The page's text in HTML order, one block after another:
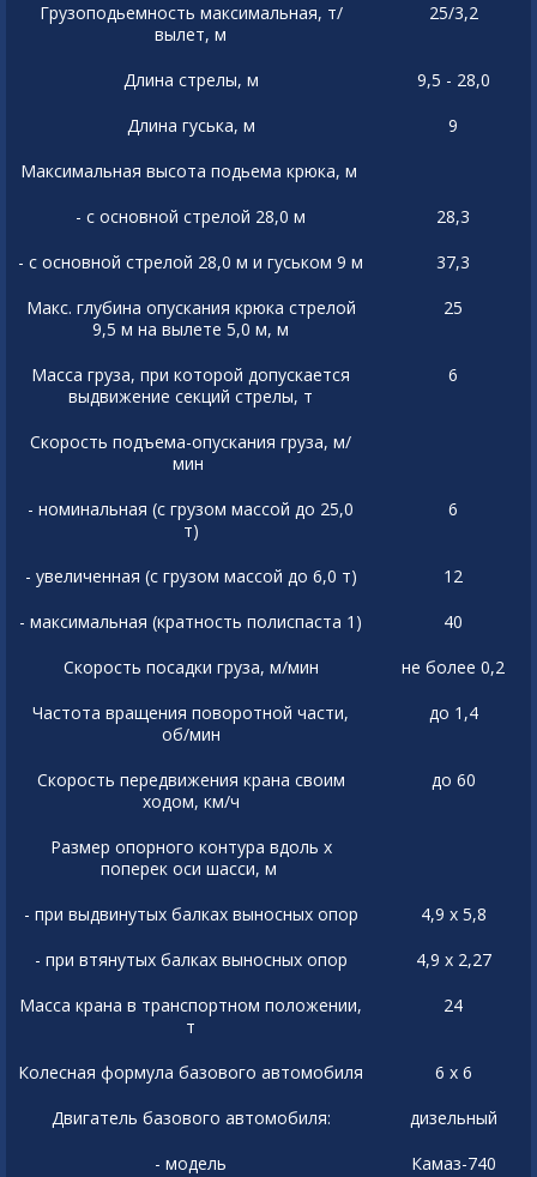
Грузоподьемность максимальная, т/
вылет, м
25/3,2
Длина стрелы, м
9,5 - 28,0
Длина гуська, м
9
Максимальная высота подьема крюка, м
- с основной стрелой 28,0 м
28,3
- с основной стрелой 28,0 м и гуськом 9 м
37,3
Макс. глубина опускания крюка стрелой
9,5 м на вылете 5,0 м, м
25
Масса груза, при которой допускается
выдвижение секций стрелы, т
6
Скорость подъема-опускания груза, м/
мин
- номинальная (с грузом массой до 25,0
т)
6
- увеличенная (с грузом массой до 6,0 т)
12
- максимальная (кратность полиспаста 1)
40
Скорость посадки груза, м/мин
не более 0,2
Частота вращения поворотной части,
об/мин
до 1,4
Скорость передвижения крана своим
ходом, км/ч
до 60
Размер опорного контура вдоль х
поперек оси шасси, м
- при выдвинутых балках выносных опор
4,9 х 5,8
- при втянутых балках выносных опор
4,9 х 2,27
Масса крана в транспортном положении,
т
24
Колесная формула базового автомобиля
6 х 6
Двигатель базового автомобиля:
дизельный
- модель
Камаз-740